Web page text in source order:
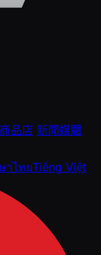
品店 新聞媒體
าไทยTiếng Việt